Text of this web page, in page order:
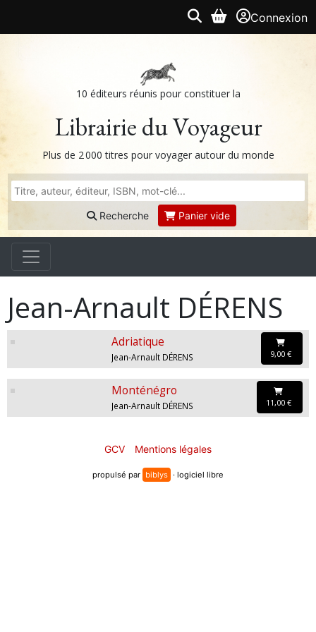
Connexion
10 éditeurs réunis pour constituer la
Librairie du Voyageur
Plus de 2 000 titres pour voyager autour du monde
Recherche Panier vide
Jean-Arnault DÉRENS
Adriatique
Jean-Arnault DÉRENS 9,00 €
Monténégro
Jean-Arnault DÉRENS 11,00 €
GCV Mentions légales
propulsé par biblys · logiciel libre